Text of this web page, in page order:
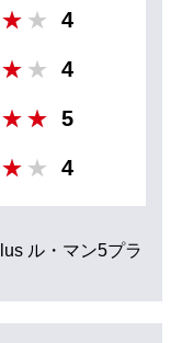
4
4
5
4
ル・マン5プラ